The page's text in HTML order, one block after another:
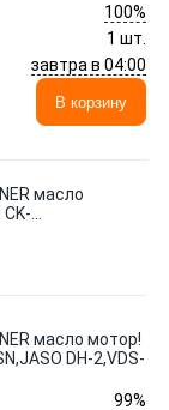
100%
1 шт.
завтра в 04:00
В корзину
масло
масло мотор!
DH-2,VDS-
99%